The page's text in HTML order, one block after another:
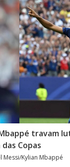
travam
Copas
Kylian Mbappé